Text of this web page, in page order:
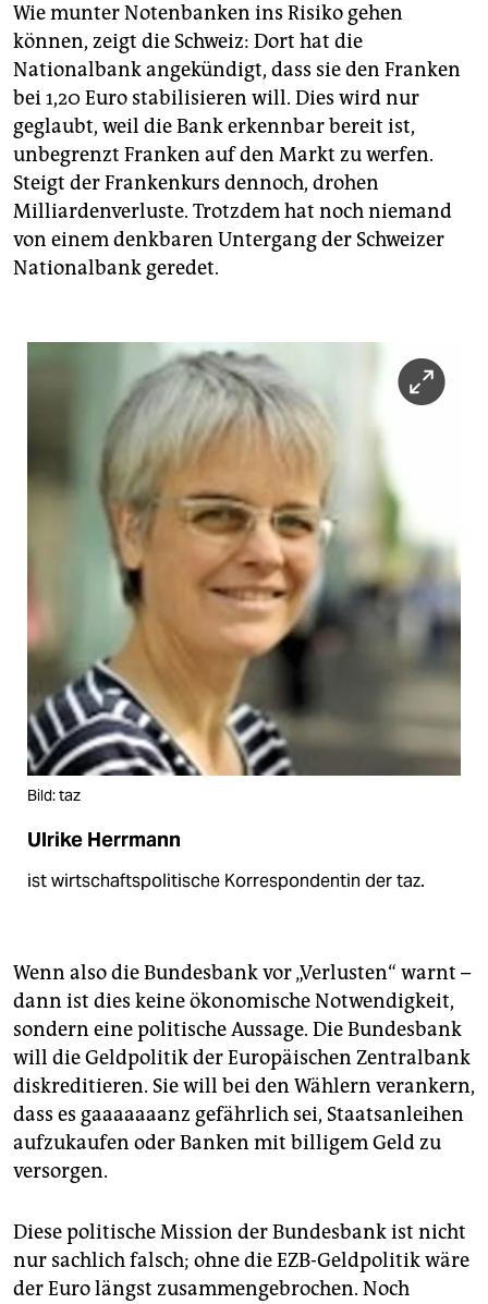
Wie munter Notenbanken ins Risiko gehen
können, zeigt die Schweiz: Dort hat die
Nationalbank angekündigt, dass sie den Franken
bei 1,20 Euro stabilisieren will. Dies wird nur
geglaubt, weil die Bank erkennbar bereit ist,
unbegrenzt Franken auf den Markt zu werfen.
Steigt der Frankenkurs dennoch, drohen
Milliardenverluste. Trotzdem hat noch niemand
von einem denkbaren Untergang der Schweizer
Nationalbank geredet.
Bild: taz
Ulrike Herrmann
ist wirtschaftspolitische Korrespondentin der taz.
Wenn also die Bundesbank vor „Verlusten“ warnt –
dann ist dies keine ökonomische Notwendigkeit,
sondern eine politische Aussage. Die Bundesbank
will die Geldpolitik der Europäischen Zentralbank
diskreditieren. Sie will bei den Wählern verankern,
dass es gaaaaaaanz gefährlich sei, Staatsanleihen
aufzukaufen oder Banken mit billigem Geld zu
versorgen.
Diese politische Mission der Bundesbank ist nicht
nur sachlich falsch; ohne die EZB-Geldpolitik wäre
der Euro längst zusammengebrochen. Noch